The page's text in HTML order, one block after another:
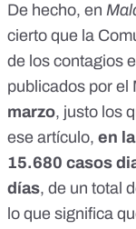
De hecho, en
cierto que la
de los contagios
publicados por el
marzo, justo los
ese artículo, en
15.680 casos
días, de un total
lo que significa